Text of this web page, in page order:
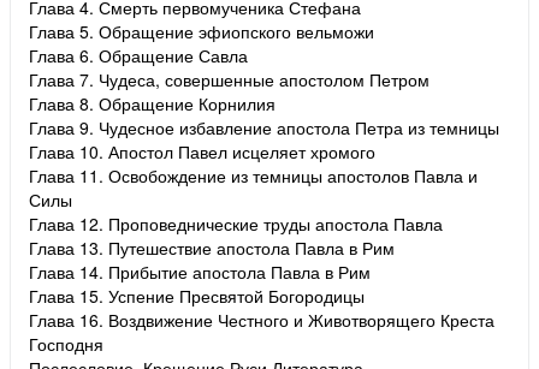
Глава 4. Смерть первомученика Стефана
Глава 5. Обращение эфиопского вельможи
Глава 6. Обращение Савла
Глава 7. Чудеса, совершенные апостолом Петром
Глава 8. Обращение Корнилия
Глава 9. Чудесное избавление апостола Петра из темницы
Глава 10. Апостол Павел исцеляет хромого
Глава 11. Освобождение из темницы апостолов Павла и
Силы
Глава 12. Проповеднические труды апостола Павла
Глава 13. Путешествие апостола Павла в Рим
Глава 14. Прибытие апостола Павла в Рим
Глава 15. Успение Пресвятой Богородицы
Глава 16. Воздвижение Честного и Животворящего Креста
Господня